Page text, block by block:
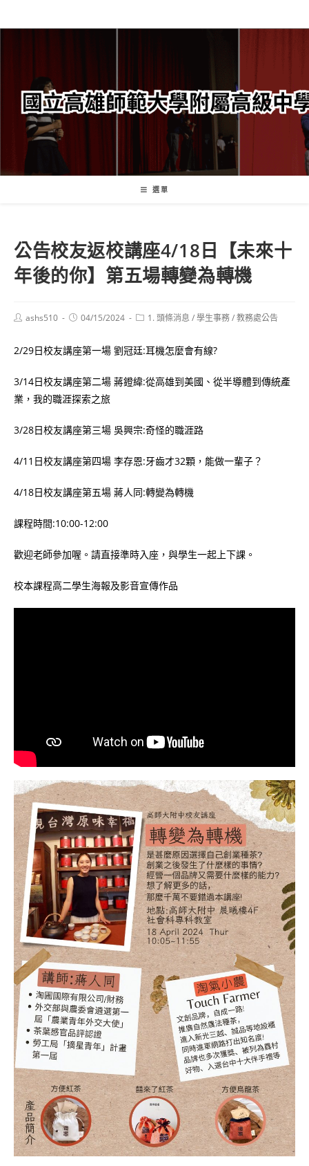
轉
選單
公告校友返校講座4/18日【未來十
年後的你】第五場轉變為轉機
Postashs510
Post04/15/2024
Post1. 頭條消息 /學生事務/教務處公告
2/29日校友講座第一場 劉冠廷:耳機怎麼會有線?
3/14日校友講座第二場 蔣鐙緯:從高雄到美國、從半導體到傳統產
業，我的職涯探索之旅
3/28日校友講座第三場 吳興宗:奇怪的職涯路
4/11日校友講座第四場 李存恩:牙齒才32顆，能做一輩子？
4/18日校友講座第五場 蔣人同:轉變為轉機
課程時間:10:00-12:00
歡迎老師參加喔。請直接準時入座，與學生一起上下課。
校本課程高二學生海報及影音宣傳作品